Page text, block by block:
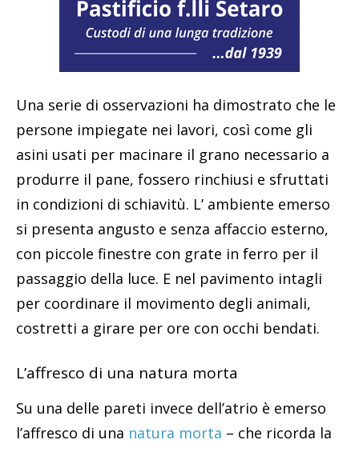
Una serie di osservazioni ha dimostrato che le
persone impiegate nei lavori, così come gli
asini usati per macinare il grano necessario a
produrre il pane, fossero rinchiusi e sfruttati
in condizioni di schiavitù. L’ ambiente emerso
si presenta angusto e senza affaccio esterno,
con piccole finestre con grate in ferro per il
passaggio della luce. E nel pavimento intagli
per coordinare il movimento degli animali,
costretti a girare per ore con occhi bendati.
L’affresco di una natura morta
Su una delle pareti invece dell’atrio è emerso
l’affresco di una natura morta – che ricorda la